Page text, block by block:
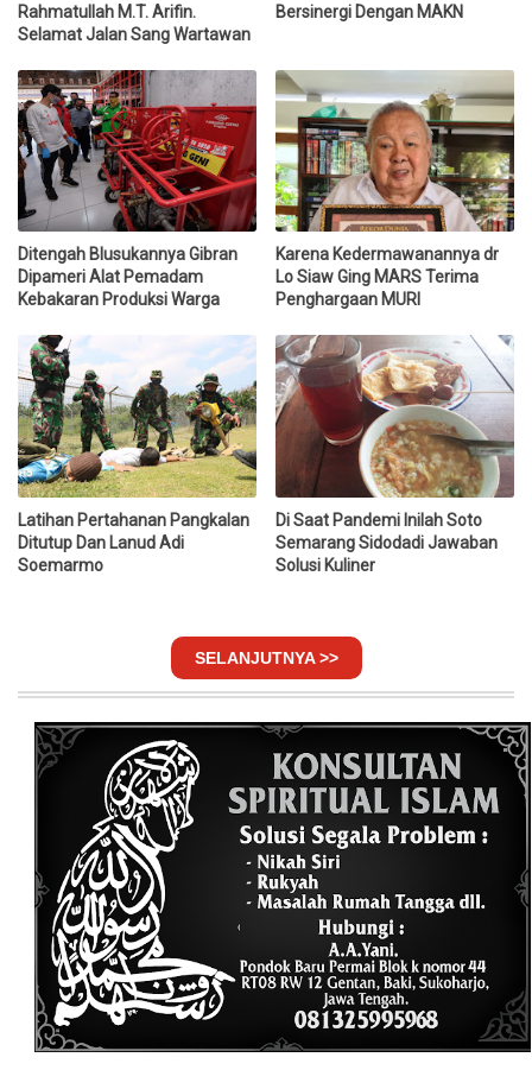
Rahmatullah M.T. Arifin.
Selamat Jalan Sang Wartawan
Bersinergi Dengan MAKN
Ditengah Blusukannya Gibran
Dipameri Alat Pemadam
Kebakaran Produksi Warga
Karena Kedermawanannya dr
Lo Siaw Ging MARS Terima
Penghargaan MURI
Latihan Pertahanan Pangkalan
Ditutup Dan Lanud Adi
Soemarmo
Di Saat Pandemi Inilah Soto
Semarang Sidodadi Jawaban
Solusi Kuliner
SELANJUTNYA >>